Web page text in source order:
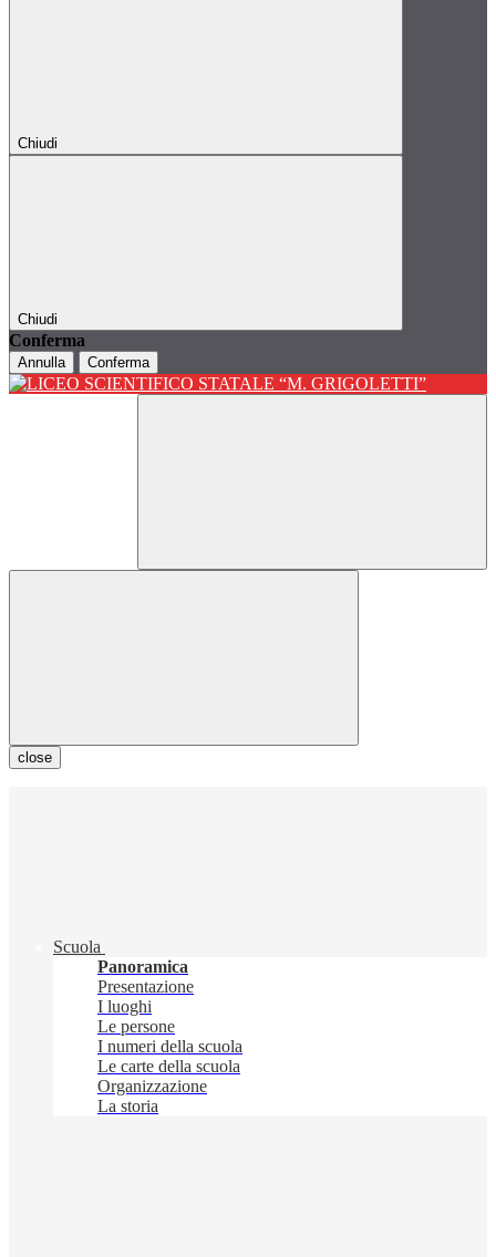
Chiudi
Chiudi
Conferma
Annulla Conferma
close
Scuola
Panoramica
Presentazione
I luoghi
Le persone
I numeri della scuola
Le carte della scuola
Organizzazione
La storia